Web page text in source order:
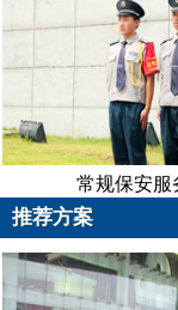
常规保安服
推荐方案